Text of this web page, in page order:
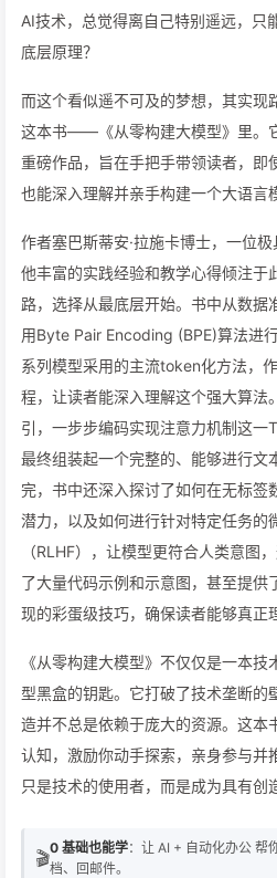
AI技术，总觉得离自己特别遥远，只
底层原理？
而这个看似遥不可及的梦想，其实现
这本书——《从零构建大模型》里。
重磅作品，旨在手把手带领读者，即
也能深入理解并亲手构建一个大语言
作者塞巴斯蒂安·拉施卡博士，一位
他丰富的实践经验和教学心得倾注于
路，选择从最底层开始。书中从数据
用Byte Pair Encoding (BPE)算法
系列模型采用的主流token化方法，
程，让读者能深入理解这个强大算法
引，一步步编码实现注意力机制这
最终组装起一个完整的、能够进行文
完，书中还深入探讨了如何在无标签
潜力，以及如何进行针对特定任务的
（RLHF），让模型更符合人类意图
了大量代码示例和示意图，甚至提供
现的彩蛋级技巧，确保读者能够真正
《从零构建大模型》不仅仅是一本
型黑盒的钥匙。它打破了技术垄断的
造并不总是依赖于庞大的资源。这本
认知，激励你动手探索，亲身参与并
只是技术的使用者，而是成为具有创
🎬0 基础也能学：让 AI + 自动化办公 帮
档、回邮件。